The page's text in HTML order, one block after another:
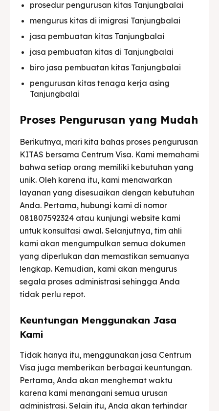
prosedur pengurusan kitas Tanjungbalai
mengurus kitas di imigrasi Tanjungbalai
jasa pembuatan kitas Tanjungbalai
jasa pembuatan kitas di Tanjungbalai
biro jasa pembuatan kitas Tanjungbalai
pengurusan kitas tenaga kerja asing
Tanjungbalai
Proses Pengurusan yang Mudah
Berikutnya, mari kita bahas proses pengurusan
KITAS bersama Centrum Visa. Kami memahami
bahwa setiap orang memiliki kebutuhan yang
unik. Oleh karena itu, kami menawarkan
layanan yang disesuaikan dengan kebutuhan
Anda. Pertama, hubungi kami di nomor
081807592324 atau kunjungi website kami
untuk konsultasi awal. Selanjutnya, tim ahli
kami akan mengumpulkan semua dokumen
yang diperlukan dan memastikan semuanya
lengkap. Kemudian, kami akan mengurus
segala proses administrasi sehingga Anda
tidak perlu repot.
Keuntungan Menggunakan Jasa
Kami
Tidak hanya itu, menggunakan jasa Centrum
Visa juga memberikan berbagai keuntungan.
Pertama, Anda akan menghemat waktu
karena kami menangani semua urusan
administrasi. Selain itu, Anda akan terhindar